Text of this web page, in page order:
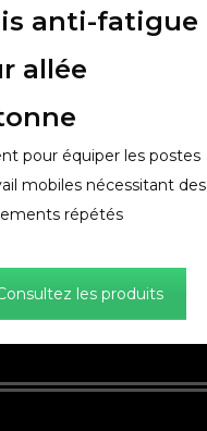
anti-fatigue
allée
pour équiper les postes
mobiles nécessitant des
répétés
les produits